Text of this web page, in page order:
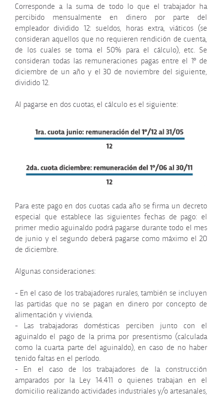
Corresponde a la suma de todo lo que el trabajador ha
percibido mensualmente en dinero por parte del
empleador dividido 12: sueldos, horas extra, viáticos (se
consideran aquellos que no requieren rendición de cuenta,
de los cuales se toma el 50% para el cálculo), etc. Se
consideran todas las remuneraciones pagas entre el 1° de
diciembre de un año y el 30 de noviembre del siguiente,
dividido 12.
Al pagarse en dos cuotas, el cálculo es el siguiente:
Para este pago en dos cuotas cada año se firma un decreto
especial que establece las siguientes fechas de pago: el
primer medio aguinaldo podrá pagarse durante todo el mes
de junio y el segundo deberá pagarse como máximo el 20
de diciembre.
Algunas consideraciones:
- En el caso de los trabajadores rurales, también se incluyen
las partidas que no se pagan en dinero por concepto de
alimentación y vivienda.
- Las trabajadoras domésticas perciben junto con el
aguinaldo el pago de la prima por presentismo (calculada
como la cuarta parte del aguinaldo), en caso de no haber
tenido faltas en el período.
- En el caso de los trabajadores de la construcción
amparados por la Ley 14.411 o quienes trabajan en el
domicilio realizando actividades industriales y/o artesanales,